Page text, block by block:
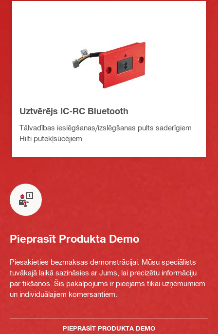
Uztvērējs IC-RC Bluetooth
Tālvadības ieslēgšanas/izslēgšanas pults saderīgiem
Hilti putekļsūcējiem
Pieprasīt Produkta Demo
Piesakieties bezmaksas demonstrācijai. Mūsu speciālists
tuvākajā laikā sazināsies ar Jums, lai precizētu informāciju
par tikšanos. Šis pakalpojums ir pieejams tikai uzņēmumiem
un individuālajiem komersantiem.
PIEPRASĪT PRODUKTA DEMO